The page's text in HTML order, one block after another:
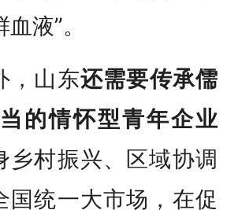
液”。
，山东还需要传承儒
的情怀型青年企业
乡村振兴、区域协调
统一大市场，在促